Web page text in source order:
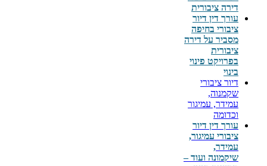
דירה ציבורית
עורך דין דיור
ציבורי בחיפה
מסביר על דירה
ציבורית
בפרויקט פינוי
בינוי
דיור ציבורי
שקמנוה,
עמידר, עמיגור
וכדומה
עורך דין דיור
ציבורי עמיגור,
עמידר,
שיקמונה ועוד –